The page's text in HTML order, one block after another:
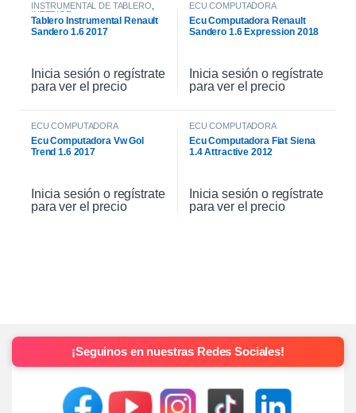
INSTRUMENTAL DE TABLERO
INTERIOR
Tablero Instrumental Renault
Sandero 1.6 2017
Inicia sesión o regístrate
para ver el precio
ECU COMPUTADORA
Ecu Computadora Renault
Sandero 1.6 Expression 2018
Inicia sesión o regístrate
para ver el precio
ECU COMPUTADORA
Ecu Computadora Vw Gol
Trend 1.6 2017
Inicia sesión o regístrate
para ver el precio
ECU COMPUTADORA
Ecu Computadora Fiat Siena
1.4 Attractive 2012
Inicia sesión o regístrate
para ver el precio
¡Seguinos en nuestras Redes Sociales!